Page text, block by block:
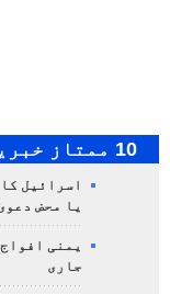
10 ممتاز خبریں
اسرائیل
یا محض
یمنی
جاری